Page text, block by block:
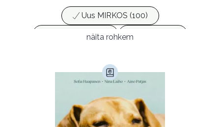
Uus MIRKOS (100)
Populaarsed (25)
Ajakirjad (17)
Armastusromaanid (292)
Biograafiad (229)
näita rohkem